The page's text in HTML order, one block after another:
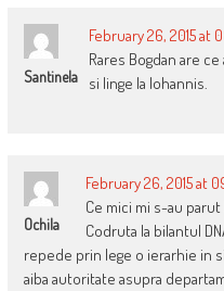
Santinela
February 26, 2015 at
Rares Bogdan are
si linge la Iohannis.
Ochila
February 26, 2015 at
Ce mici mi s-au
Codruta la bilantul
repede prin lege o ierarhie in
aiba autoritate asupra